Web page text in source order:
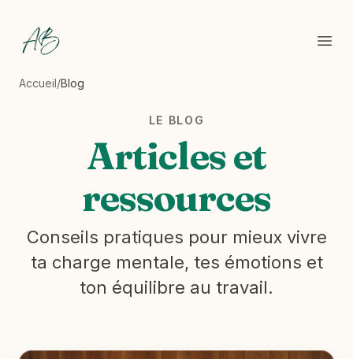
Backes Coaching
Accueil/Blog
LE BLOG
Articles et
ressources
Conseils pratiques pour mieux vivre
ta charge mentale, tes émotions et
ton équilibre au travail.